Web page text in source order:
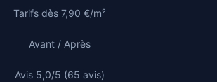
Tarifs dès 7,90 €/m²
Avant / Après
Avis 5,0/5 (65 avis)